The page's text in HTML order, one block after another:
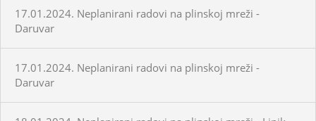
17.01.2024. Neplanirani radovi na plinskoj mreži -
Daruvar
17.01.2024. Neplanirani radovi na plinskoj mreži -
Daruvar